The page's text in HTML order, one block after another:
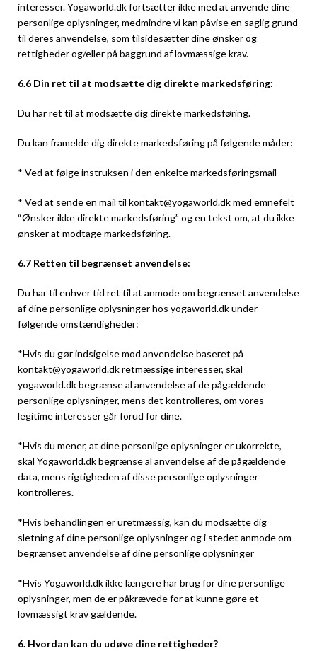
interesser. Yogaworld.dk fortsætter ikke med at anvende dine
personlige oplysninger, medmindre vi kan påvise en saglig grund
til deres anvendelse, som tilsidesætter dine ønsker og
rettigheder og/eller på baggrund af lovmæssige krav.
6.6 Din ret til at modsætte dig direkte markedsføring:
Du har ret til at modsætte dig direkte markedsføring.
Du kan framelde dig direkte markedsføring på følgende måder:
* Ved at følge instruksen i den enkelte markedsføringsmail
* Ved at sende en mail til kontakt@yogaworld.dk med emnefelt
“Ønsker ikke direkte markedsføring” og en tekst om, at du ikke
ønsker at modtage markedsføring.
6.7 Retten til begrænset anvendelse:
Du har til enhver tid ret til at anmode om begrænset anvendelse
af dine personlige oplysninger hos yogaworld.dk under
følgende omstændigheder:
*Hvis du gør indsigelse mod anvendelse baseret på
kontakt@yogaworld.dk retmæssige interesser, skal
yogaworld.dk begrænse al anvendelse af de pågældende
personlige oplysninger, mens det kontrolleres, om vores
legitime interesser går forud for dine.
*Hvis du mener, at dine personlige oplysninger er ukorrekte,
skal Yogaworld.dk begrænse al anvendelse af de pågældende
data, mens rigtigheden af disse personlige oplysninger
kontrolleres.
*Hvis behandlingen er uretmæssig, kan du modsætte dig
sletning af dine personlige oplysninger og i stedet anmode om
begrænset anvendelse af dine personlige oplysninger
*Hvis Yogaworld.dk ikke længere har brug for dine personlige
oplysninger, men de er påkrævede for at kunne gøre et
lovmæssigt krav gældende.
6. Hvordan kan du udøve dine rettigheder?